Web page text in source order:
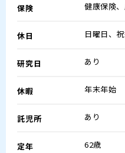
保険 健康保険
休日 日曜日、
研究日 あり
休暇 年末年始
託児所 あり
定年 62歳